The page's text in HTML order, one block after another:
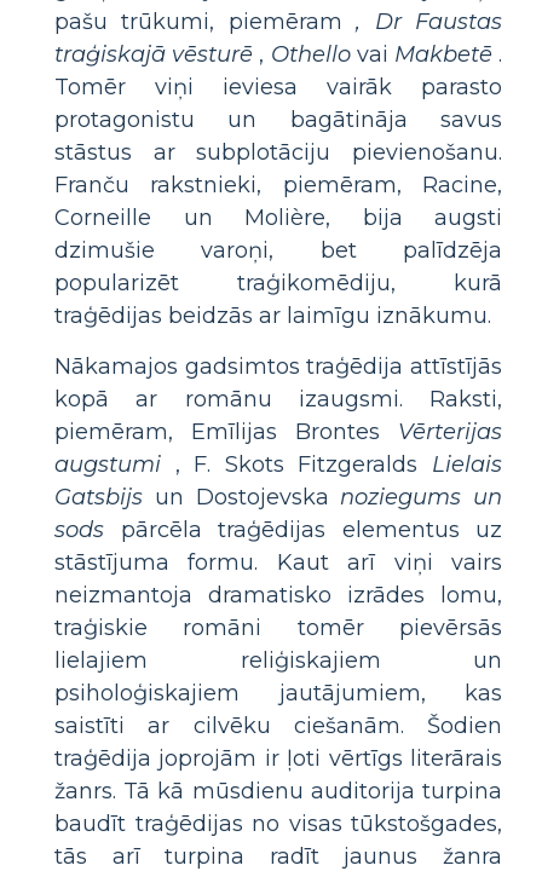
pašu trūkumi, piemēram, Dr Faustas
traģiskajā vēsturē , Othellovai Makbetē .
Tomēr viņi ieviesa vairāk parasto
protagonistu un bagātināja savus
stāstus ar subplotāciju pievienošanu.
Franču rakstnieki, piemēram, Racine,
Corneille un Molière, bija augsti
dzimušie varoņi, bet palīdzēja
popularizēt traģikomēdiju, kurā
traģēdijas beidzās ar laimīgu iznākumu.
Nākamajos gadsimtos traģēdija attīstījās
kopā ar romānu izaugsmi. Raksti,
piemēram, Emīlijas Brontes Vērterijas
augstumi , F. Skots Fitzgeralds Lielais
Gatsbijs un Dostojevska noziegums un
sods pārcēla traģēdijas elementus uz
stāstījuma formu. Kaut arī viņi vairs
neizmantoja dramatisko izrādes lomu,
traģiskie romāni tomēr pievērsās
lielajiem reliģiskajiem un
psiholoģiskajiem jautājumiem, kas
saistīti ar cilvēku ciešanām. Šodien
traģēdija joprojām ir ļoti vērtīgs literārais
žanrs. Tā kā mūsdienu auditorija turpina
baudīt traģēdijas no visas tūkstošgades,
tās arī turpina radīt jaunus žanra